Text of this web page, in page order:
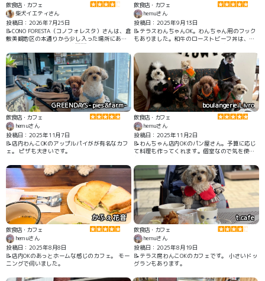
飲食店・カフェ
柴犬イエティさん
投稿日：2026年7月25日
📝CONO FORESTA（コノフォレスタ）さんは、倉
敷美観地区の本通りから少し入った場所にある
イタリアンレストランです🇮🇹🍴✨ 店舗入口前
にある緑に包まれたテラス席でワンちゃんも一
緒に食事ができます🌲☺️🐶🌲 薪窯で焼かれるピ
ザは生地もとても美味しかったです👍✨
飲食店・カフェ
hemuさん
投稿日：2025年9月13日
📝テラスわんちゃんOK。わんちゃん用のフック
もありました。和牛のローストビーフ丼は、美
です。
GREENDAYS- pies&farm-
飲食店・カフェ
hemuさん
投稿日：2025年11月7日
📝店内わんこOKのアップルパイがが有名なカフ
ェ。 ピザも大きいです。
boulangerie Livro
飲食店・カフェ
hemuさん
投稿日：2025年11月2日
📝わんちゃん店内OKのパン屋さん。予算に応じ
て料理も作ってくれます。個室なので気を使わ
かふぇ花音
飲食店・カフェ
hemuさん
投稿日：2025年8月8日
📝店内OKのあっとホームな感じのカフェ。 モー
ニングで伺いました。
t.cafe
飲食店・カフェ
hemuさん
投稿日：2025年8月19日
📝テラス席わんこOKのカフェです。 小さいドッ
グランもあります。